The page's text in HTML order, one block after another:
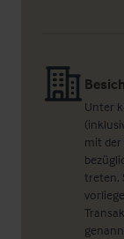
Unter
mit
treten.